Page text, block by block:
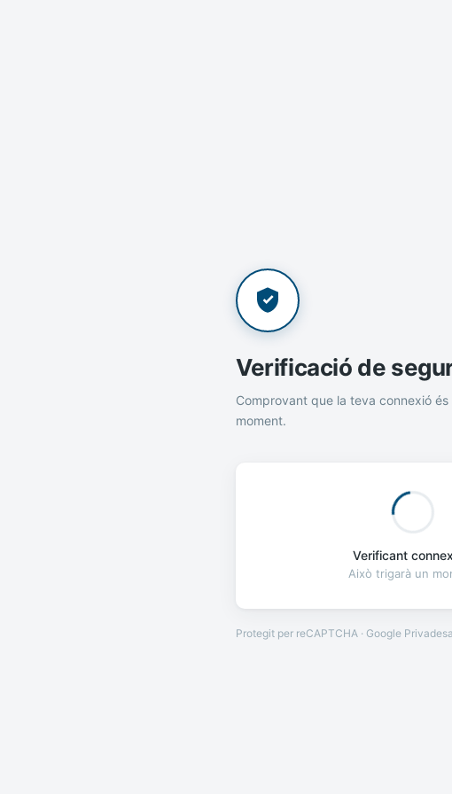
Verificació de
Comprovant que la teva connexió és
moment.
Verificant
Això trigarà un
Protegit per reCAPTCHA · Google Privadesa